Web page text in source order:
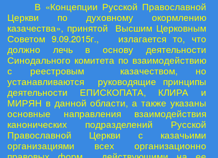
В «Концепции Русской Православной
Церкви по духовному окормлению
казачества», принятой Высшим Церковным
Советом 9.09.2015г., излагается то, что
должно лечь в основу деятельности
Синодального комитета по взаимодействию
с реестровым казачеством, но
устанавливаются руководящие принципы
деятельности ЕПИСКОПАТА, КЛИРА и
МИРЯН в данной области, а также указаны
основные направления взаимодействия
канонических подразделений Русской
Православной Церкви с казачьими
организациями всех организационно